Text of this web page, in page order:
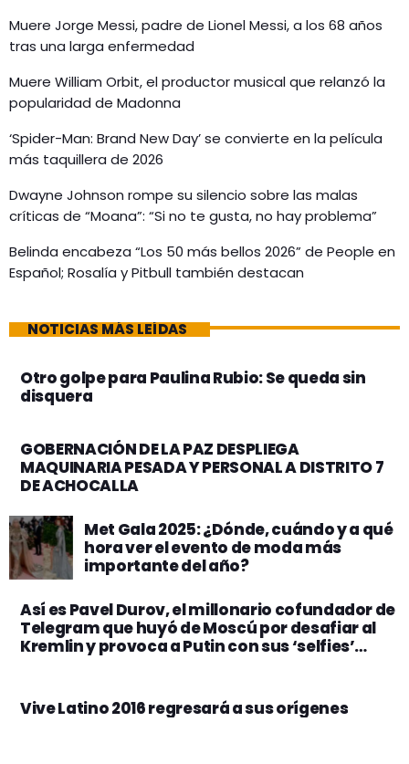
Muere Jorge Messi, padre de Lionel Messi, a los 68 años
tras una larga enfermedad
Muere William Orbit, el productor musical que relanzó la
popularidad de Madonna
‘Spider-Man: Brand New Day’ se convierte en la película
más taquillera de 2026
Dwayne Johnson rompe su silencio sobre las malas
críticas de “Moana”: “Si no te gusta, no hay problema”
Belinda encabeza “Los 50 más bellos 2026” de People en
Español; Rosalía y Pitbull también destacan
NOTICIAS MÁS LEÍDAS
Otro golpe para Paulina Rubio: Se queda sin
disquera
GOBERNACIÓN DE LA PAZ DESPLIEGA
MAQUINARIA PESADA Y PERSONAL A DISTRITO 7
DE ACHOCALLA
Met Gala 2025: ¿Dónde, cuándo y a qué
hora ver el evento de moda más
importante del año?
Así es Pavel Durov, el millonario cofundador de
Telegram que huyó de Moscú por desafiar al
Kremlin y provoca a Putin con sus ‘selfies’
Vive Latino 2016 regresará a sus orígenes